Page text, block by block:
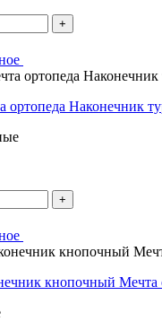
+
Наконечник
+
кнопочный